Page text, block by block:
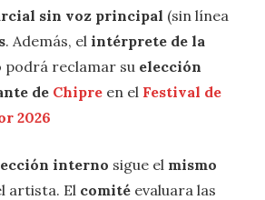
sin voz principal (sin línea
. Además, el intérprete de la
podrá reclamar su elección
de Chipre en el Festival de
2026
interno sigue el mismo
artista. El comité evaluara las